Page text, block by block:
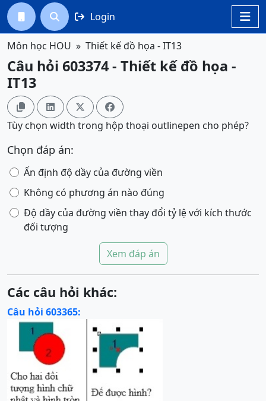

  Login
Môn học HOU Thiết kế đồ họa - IT13
Câu hỏi 603374 - Thiết kế đồ họa -
IT13
   
Tùy chọn width trong hộp thoại outlinepen cho phép?
Chọn đáp án:
Ấn định độ dầy của đường viền
Không có phương án nào đúng
Độ dầy của đường viền thay đổi tỷ lệ với kích thước
đối tượng
Xem đáp án
Các câu hỏi khác:
Câu hỏi 603365: